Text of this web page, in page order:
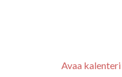
Avaa